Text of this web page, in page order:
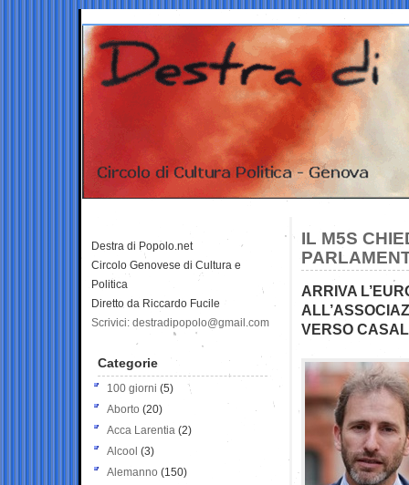
IL M5S
ARRIVA
VERSO
Destra di Popolo.net
Circolo Genovese di Cultura e
Politica
Diretto da Riccardo Fucile
Scrivici: destradipopolo@gmail.com
Categorie
100 giorni (5)
Aborto (20)
Acca Larentia (2)
Alcool (3)
Alemanno (150)